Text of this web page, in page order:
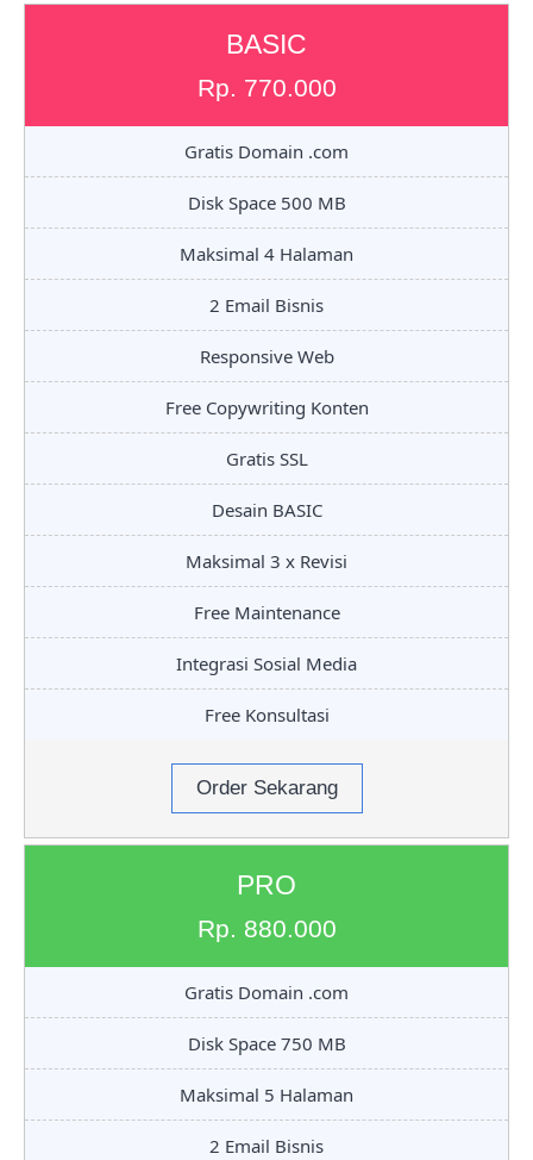
BASIC
Rp. 770.000
Gratis Domain .com
Disk Space 500 MB
Maksimal 4 Halaman
2 Email Bisnis
Responsive Web
Free Copywriting Konten
Gratis SSL
Desain BASIC
Maksimal 3 x Revisi
Free Maintenance
Integrasi Sosial Media
Free Konsultasi
Order Sekarang
PRO
Rp. 880.000
Gratis Domain .com
Disk Space 750 MB
Maksimal 5 Halaman
2 Email Bisnis